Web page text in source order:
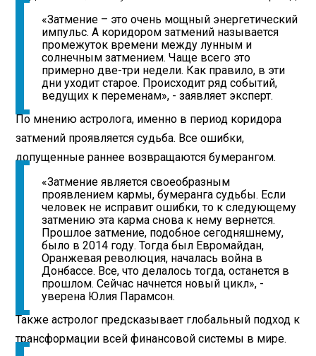
«Затмение – это очень мощный энергетический
импульс. А коридором затмений называется
промежуток времени между лунным и
солнечным затмением. Чаще всего это
примерно две-три недели. Как правило, в эти
дни уходит старое. Происходит ряд событий,
ведущих к переменам», - заявляет эксперт.
По мнению астролога, именно в период коридора
затмений проявляется судьба. Все ошибки,
допущенные раннее возвращаются бумерангом.
«Затмение является своеобразным
проявлением кармы, бумеранга судьбы. Если
человек не исправит ошибки, то к следующему
затмению эта карма снова к нему вернется.
Прошлое затмение, подобное сегодняшнему,
было в 2014 году. Тогда был Евромайдан,
Оранжевая революция, началась война в
Донбассе. Все, что делалось тогда, останется в
прошлом. Сейчас начнется новый цикл», -
уверена Юлия Парамсон.
Также астролог предсказывает глобальный подход к
трансформации всей финансовой системы в мире.